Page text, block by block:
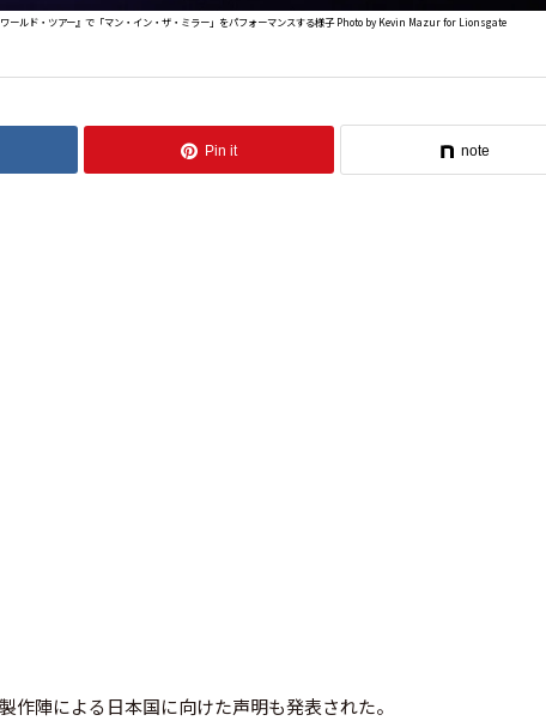
ールド・ツアー』で「マン・イン・ザ・ミラー」をパフォーマンスする様子 Photo by Kevin Mazur for Lionsgate
Pin it note
陣による日本国に向けた声明も発表された。